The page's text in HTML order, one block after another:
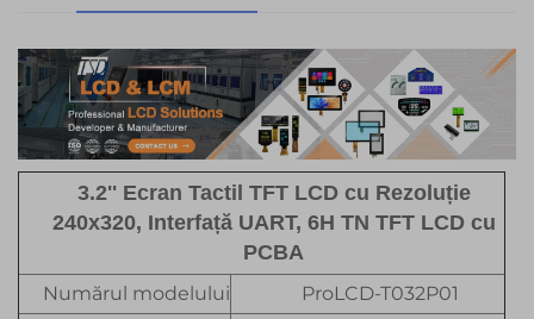
3.2'' Ecran Tactil TFT LCD cu Rezoluție
240x320, Interfață UART, 6H TN TFT LCD cu
PCBA
Numărul modelului ProLCD-T032P01